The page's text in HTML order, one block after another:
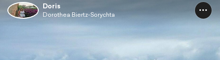
Doris
Dorothea Biertz-Sorychta